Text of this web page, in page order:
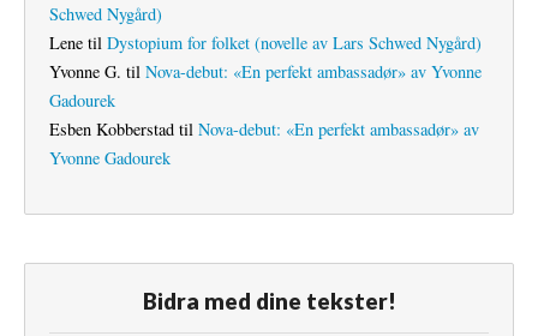
Schwed Nygård)
Lene til Dystopium for folket (novelle av Lars Schwed Nygård)
Yvonne G. til Nova-debut: «En perfekt ambassadør» av Yvonne
Gadourek
Esben Kobberstad til Nova-debut: «En perfekt ambassadør» av
Yvonne Gadourek
Bidra med dine tekster!